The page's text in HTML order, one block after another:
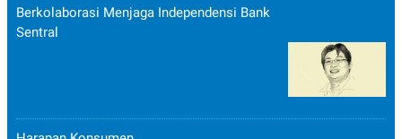
Berkolaborasi Menjaga Independensi Bank
Sentral